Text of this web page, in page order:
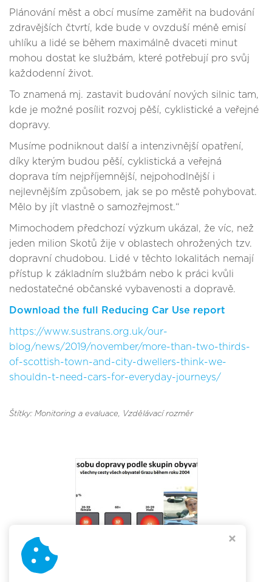
Plánování měst a obcí musíme zaměřit na budování
zdravějších čtvrtí, kde bude v ovzduší méně emisí
uhlíku a lidé se během maximálně dvaceti minut
mohou dostat ke službám, které potřebují pro svůj
každodenní život.
To znamená mj. zastavit budování nových silnic tam,
kde je možné posílit rozvoj pěší, cyklistické a veřejné
dopravy.
Musíme podniknout další a intenzivnější opatření,
díky kterým budou pěší, cyklistická a veřejná
doprava tím nejpříjemnější, nejpohodlnější i
nejlevnějším způsobem, jak se po městě pohybovat.
Mělo by jít vlastně o samozřejmost.“
Mimochodem předchozí výzkum ukázal, že víc, než
jeden milion Skotů žije v oblastech ohrožených tzv.
dopravní chudobou. Lidé v těchto lokalitách nemají
přístup k základním službám nebo k práci kvůli
nedostatečné občanské vybavenosti a dopravě.
Download the full Reducing Car Use report
https://www.sustrans.org.uk/our-
blog/news/2019/november/more-than-two-thirds-
of-scottish-town-and-city-dwellers-think-we-
shouldn-t-need-cars-for-everyday-journeys/
Štítky: Monitoring a evaluace, Vzdělávací rozměr